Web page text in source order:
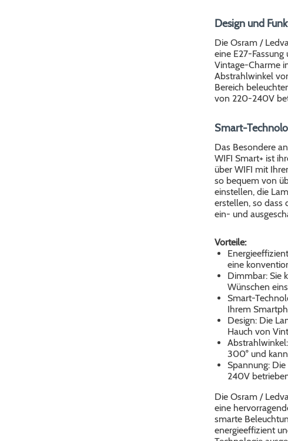
Design und
Die Osram /
eine E27-
Vintage-Charme
Abstrahlwinkel
Bereich
von 220-240V
Smart-
Das Besondere
WIFI Smart+ ist
über WIFI mit
so bequem von
einstellen, die
erstellen, so dass
ein- und
Vorteile:
eine
Dimmbar: Sie
Wünschen
Smart-
Ihrem
Design: Die
Hauch von
300° und
Spannung:
240V
Die Osram /
eine
smarte
energieeffizient